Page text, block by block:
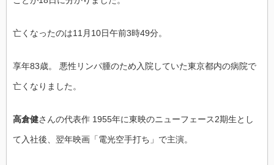
亡くなったのは11月10日午前3時49分。
享年83歳。 悪性リンパ腫のため入院していた東京都内の病院で
亡くなりました。
高倉健さんの代表作 1955年に東映のニューフェース2期生とし
て入社後、翌年映画「電光空手打ち」で主演。